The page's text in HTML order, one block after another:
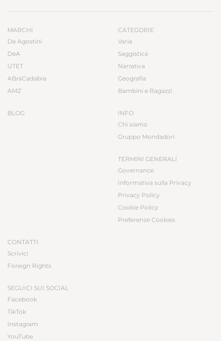
MARCHI
De Agostini
DeA
UTET
ABraCadabra
AMZ
BLOG
CATEGORIE
Varia
Saggistica
Narrativa
Geografia
Bambini e Ragazzi
INFO
Chi siamo
Gruppo Mondadori
TERMINI GENERALI
Governance
Informativa sulla Privacy
Privacy Policy
Cookie Policy
Preferenze Cookies
CONTATTI
Scrivici
Foreign Rights
SEGUICI SUI SOCIAL
Facebook
TikTok
Instagram
YouTube